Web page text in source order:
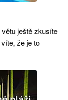
větu ještě zkusíte
že je to